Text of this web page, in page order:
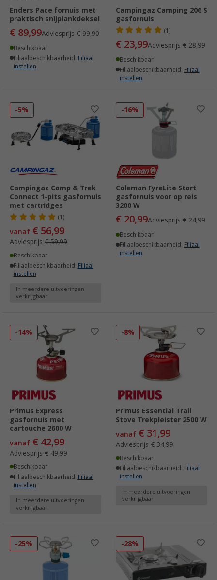
Enders Pace fornuis met
praktisch snijplankdeksel
€ 89,99Adviesprijs € 99,90
Beschikbaar
Filiaalbeschikbaarheid: Filiaal
instellen
Campingaz Camping 206 S
gasfornuis
(1)
€ 23,99Adviesprijs € 28,99
Beschikbaar
Filiaalbeschikbaarheid: Filiaal
instellen
-5%
Campingaz Camp & Trek
Connect 1-pits gasfornuis
met cartridges
(1)
vanaf € 56,99
Adviesprijs € 59,99
Beschikbaar
Filiaalbeschikbaarheid: Filiaal
instellen
In meerdere uitvoeringen
verkrijgbaar
-16%
Coleman FyreLite Start
gasfornuis voor op reis
3200 W
€ 20,99Adviesprijs € 24,99
Beschikbaar
Filiaalbeschikbaarheid: Filiaal
instellen
-14%
Primus Express
gasfornuis met
cartouche 2600 W
vanaf € 42,99
Adviesprijs € 49,99
Beschikbaar
Filiaalbeschikbaarheid: Filiaal
instellen
In meerdere uitvoeringen
verkrijgbaar
-8%
Primus Essential Trail
Stove Trekpleister 2500 W
vanaf € 31,99
Adviesprijs € 34,99
Beschikbaar
Filiaalbeschikbaarheid: Filiaal
instellen
In meerdere uitvoeringen
verkrijgbaar
-25% -28%